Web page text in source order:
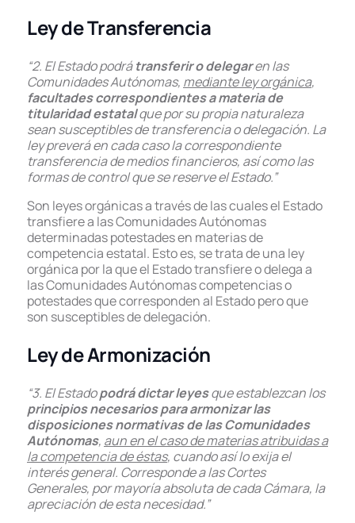
Ley de Transferencia
“2. El Estado podrátransferir o delegaren las
Comunidades Autónomas, mediante ley orgánica,
facultades correspondientes a materia de
titularidad estatalque por su propia naturaleza
sean susceptibles de transferencia o delegación. La
ley preverá en cada caso la correspondiente
transferencia de medios financieros, así como las
formas de control que se reserve el Estado.”
Son leyes orgánicas a través de las cuales el Estado
transfiere a las Comunidades Autónomas
determinadas potestades en materias de
competencia estatal. Esto es, se trata de una ley
orgánica por la que el Estado transfiere o delega a
las Comunidades Autónomas competencias o
potestades que corresponden al Estado pero que
son susceptibles de delegación.
Ley de Armonización
“3. El Estadopodrá dictar leyesque establezcan los
principios necesarios para armonizar las
disposiciones normativas de las Comunidades
Autónomas, aun en el caso de materias atribuidas a
la competencia de éstas, cuando así lo exija el
interés general. Corresponde a las Cortes
Generales, por mayoría absoluta de cada Cámara, la
apreciación de esta necesidad.”